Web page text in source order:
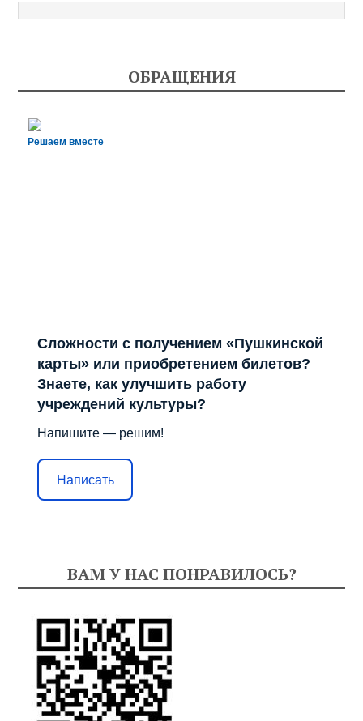
ОБРАЩЕНИЯ
Решаем вместе
Сложности с получением «Пушкинской
карты» или приобретением билетов?
Знаете, как улучшить работу
учреждений культуры?
Напишите — решим!
Написать
ВАМ У НАС ПОНРАВИЛОСЬ?